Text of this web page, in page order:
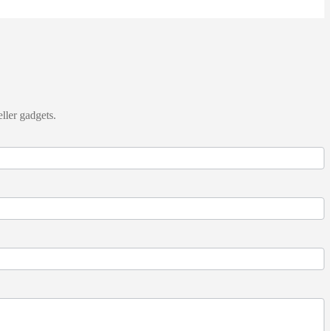
gadgets.